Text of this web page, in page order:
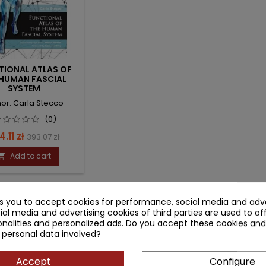
ATLAS OF
FASCIAL
SYSTEM
Carla Stecco
(0)
zł Regular
price
393.07 zł
Add to cart
(0)
Be the first to write your
you to accept cookies for performance, social media and
media and advertising cookies of third parties are used to
and personalized ads. Do you accept these cookies
data involved?
Accept Configure